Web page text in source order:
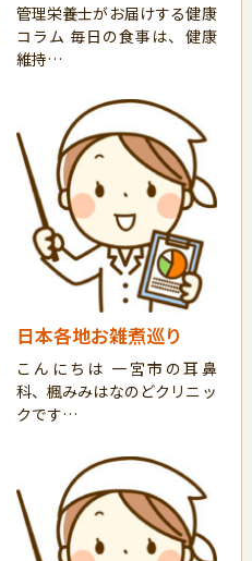
管理栄養士がお届けする健康
コラム 毎日の食事は、健康
維持…
日本各地お雑煮巡り
こんにちは 一宮市の耳鼻
科、楓みみはなのどクリニッ
クです…